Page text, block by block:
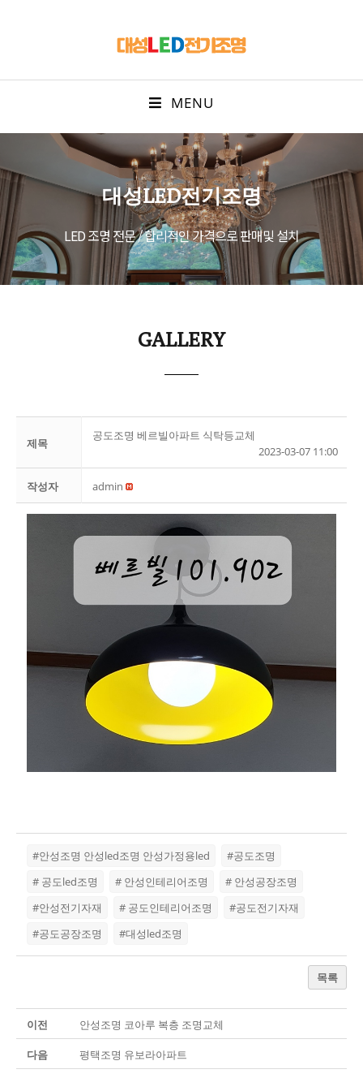
MENU
대성LED전기조명
LED 조명 전문 / 합리적인 가격으로 판매및 설치
GALLERY
제목
공도조명 베르빌아파트 식탁등교체
2023-03-07 11:00
작성자 admin
#안성조명 안성led조명 안성가정용led
#공도조명
# 공도led조명
# 안성인테리어조명
# 안성공장조명
#안성전기자재
# 공도인테리어조명
#공도전기자재
#공도공장조명
#대성led조명
목록
이전 안성조명 코아루 복층 조명교체
다음 평택조명 유보라아파트